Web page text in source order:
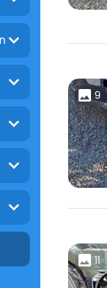
9
11